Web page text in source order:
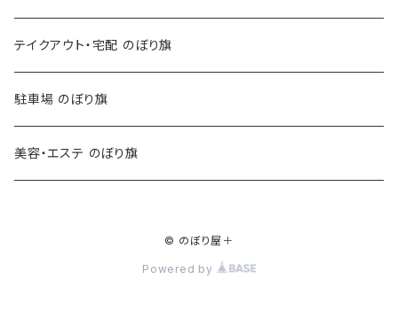
テイクアウト・宅配 のぼり旗
駐車場 のぼり旗
美容・エステ のぼり旗
© のぼり屋＋
Powered by